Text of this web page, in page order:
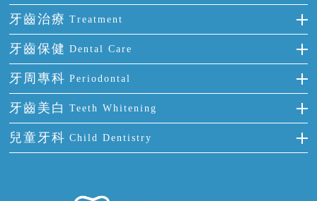
門牙缺失
多顆牙缺失
半口缺失
全口缺失
前牙反頜
牙齒擁擠
牙齒前突
牙齒稀疏
全瓷牙
烤瓷牙
氟斑牙
四環素牙
活動假牙
牙貼面
牙齒治療 Treatment
補牙
智齒
根管治療
拔牙
牙痛
牙齒保健 Dental Care
正確刷牙
全國愛牙日
預防牙病
牙科通識
牙周專科 Periodontal
牙周炎
牙齦出血
牙齦炎
牙齒美白 Teeth Whitening
冷光美白
兒童牙科 Child Dentistry